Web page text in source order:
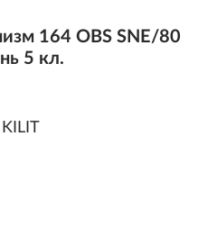
164 OBS SNE/80
5 кл.
KILIT